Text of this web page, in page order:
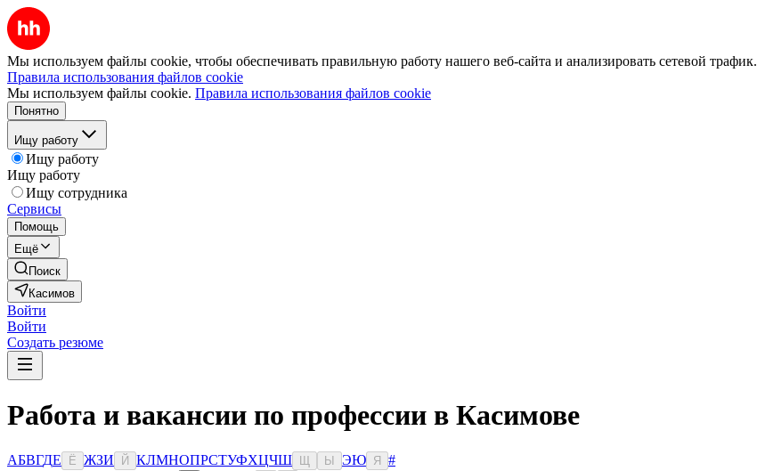
Мы используем файлы cookie, чтобы обеспечивать правильную работу нашего веб-сайта и анализировать сетевой трафик.
Правила использования файлов cookie
Мы используем файлы cookie. Правила использования файлов cookie
Понятно
Ищу работу
Ищу работу
Ищу работу
Ищу сотрудника
Сервисы
Помощь
Ещё
Поиск
Касимов
Войти
Войти
Создать резюме
Работа и вакансии по профессии в Касимове
АБВГДЕ Ё ЖЗИ Й КЛМНОПРСТУФХЦЧШ Ы ЭЮ Я
#